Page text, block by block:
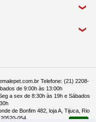
Telefone: (21) 2208-
de 9:00h às 13:00h
a sex de 8:30h às 19h e Sábados
de Bonfim 482, loja A, Tijuca, Rio
054